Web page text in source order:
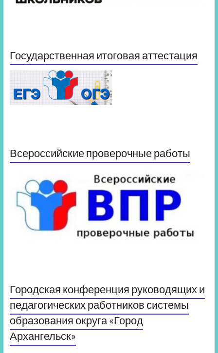
Государственная итоговая аттестация
Всероссийские проверочные работы
Городская конференция руководящих и
педагогических работников системы
образования округа «Город
Архангельск»